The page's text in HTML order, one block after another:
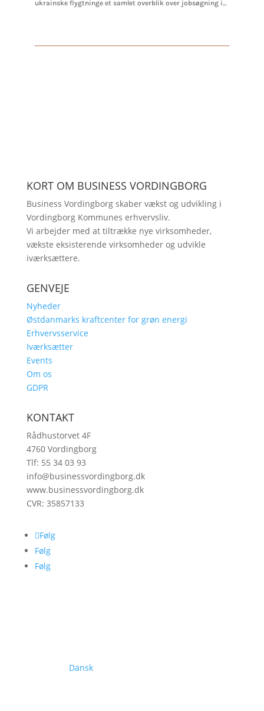
ukrainske flygtninge et samlet overblik over jobsøgning i...
KORT OM BUSINESS VORDINGBORG
Business Vordingborg skaber vækst og udvikling i
Vordingborg Kommunes erhvervsliv.
Vi arbejder med at tiltrække nye virksomheder,
vækste eksisterende virksomheder og udvikle
iværksættere.
GENVEJE
Nyheder
Østdanmarks kraftcenter for grøn energi
Erhvervsservice
Iværksætter
Events
Om os
GDPR
KONTAKT
Rådhustorvet 4F
4760 Vordingborg
Tlf: 55 34 03 93
info@businessvordingborg.dk
www.businessvordingborg.dk
CVR: 35857133
Følg
Følg
Følg
Dansk